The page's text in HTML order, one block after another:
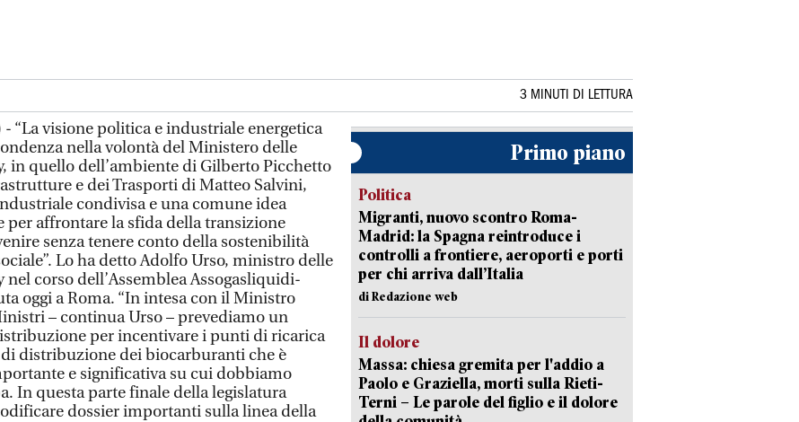
3 MINUTI DI LETTURA
“La visione politica e industriale energetica
nella volontà del Ministero delle
in quello dell’ambiente di Gilberto Picchetto
e dei Trasporti di Matteo Salvini,
condivisa e una comune idea
per affrontare la sfida della transizione
senza tenere conto della sostenibilità
Lo ha detto Adolfo Urso, ministro delle
corso dell’Assemblea Assogasliquidi-
oggi a Roma. “In intesa con il Ministro
– continua Urso – prevediamo un
per incentivare i punti di ricarica
distribuzione dei biocarburanti che è
e significativa su cui dobbiamo
In questa parte finale della legislatura
dossier importanti sulla linea della
Primo piano
Politica
Migranti, nuovo scontro Roma-
Madrid: la Spagna reintroduce i
controlli a frontiere, aeroporti e porti
per chi arriva dall’Italia
di Redazione web
Il dolore
Massa: chiesa gremita per l'addio a
Paolo e Graziella, morti sulla Rieti-
Terni – Le parole del figlio e il dolore